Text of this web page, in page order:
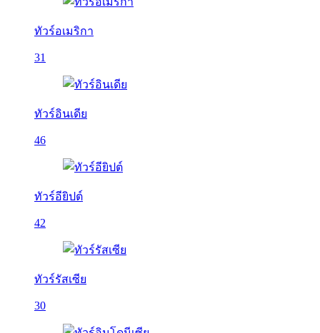
ทัวร์อเมริกา
31
ทัวร์อินเดีย
46
ทัวร์อียิปต์
42
ทัวร์รัสเซีย
30